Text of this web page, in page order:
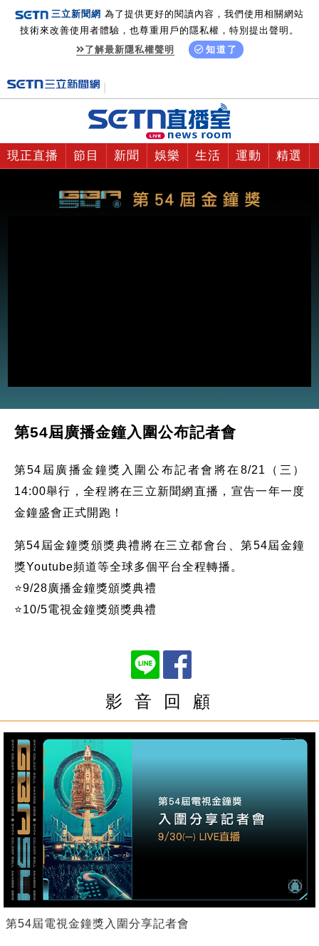
三立新聞網 為了提供更好的閱讀內容，我們使用相關網站
技術來改善使用者體驗，也尊重用戶的隱私權，特別提出聲明。
了解最新隱私權聲明
知道了
現正直播 節目 新聞 娛樂 生活 運動 精選
第54屆廣播金鐘入圍公布記者會
第54屆廣播金鐘獎入圍公布記者會將在8/21（三）
14:00舉行，全程將在三立新聞網直播，宣告一年一度
金鐘盛會正式開跑！
第54屆金鐘獎頒獎典禮將在三立都會台、第54屆金鐘
獎Youtube頻道等全球多個平台全程轉播。
⭐️9/28廣播金鐘獎頒獎典禮
⭐️10/5電視金鐘獎頒獎典禮
影 音 回 顧
第54屆電視金鐘獎入圍分享記者會